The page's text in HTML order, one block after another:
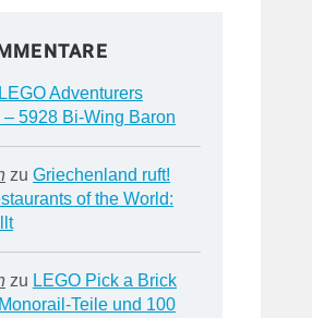
LEGO Adventurers
5928 Bi-Wing Baron
zu Griechenland ruft!
of the World:
zu LEGO Pick a Brick
Teile und 100